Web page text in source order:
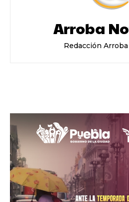
Arroba
Redacción